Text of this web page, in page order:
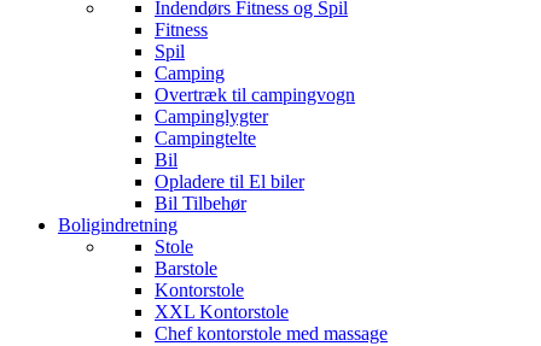
Indendørs Fitness og Spil
Fitness
Spil
Camping
Overtræk til campingvogn
Campinglygter
Campingtelte
Bil
Opladere til El biler
Bil Tilbehør
Boligindretning
Stole
Barstole
Kontorstole
XXL Kontorstole
Chef kontorstole med massage